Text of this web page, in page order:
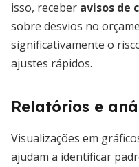
isso, receber avisos de
sobre desvios no
significativamente o
ajustes rápidos.
Relatórios e
Visualizações em
ajudam a identificar